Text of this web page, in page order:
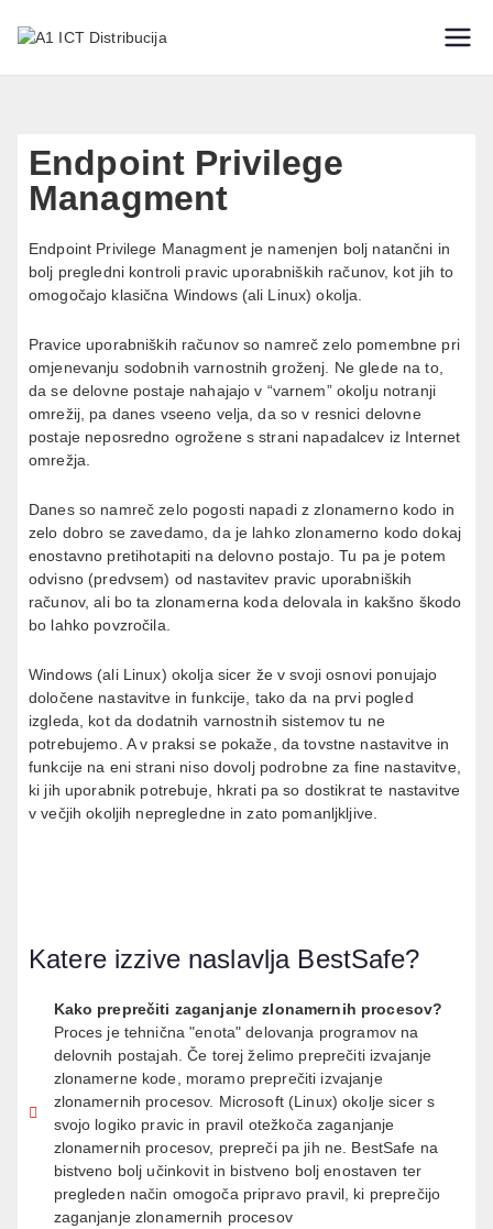
A1 ICT
Endpoint Privilege
Managment
Endpoint Privilege Managment je namenjen bolj natančni in
bolj pregledni kontroli pravic uporabniških računov, kot jih to
omogočajo klasična Windows (ali Linux) okolja.
Pravice uporabniških računov so namreč zelo pomembne pri
omjenevanju sodobnih varnostnih groženj. Ne glede na to,
da se delovne postaje nahajajo v “varnem” okolju notranji
omrežij, pa danes vseeno velja, da so v resnici delovne
postaje neposredno ogrožene s strani napadalcev iz Internet
omrežja.
Danes so namreč zelo pogosti napadi z zlonamerno kodo in
zelo dobro se zavedamo, da je lahko zlonamerno kodo dokaj
enostavno pretihotapiti na delovno postajo. Tu pa je potem
odvisno (predvsem) od nastavitev pravic uporabniških
računov, ali bo ta zlonamerna koda delovala in kakšno škodo
bo lahko povzročila.
Windows (ali Linux) okolja sicer že v svoji osnovi ponujajo
določene nastavitve in funkcije, tako da na prvi pogled
izgleda, kot da dodatnih varnostnih sistemov tu ne
potrebujemo. A v praksi se pokaže, da tovstne nastavitve in
funkcije na eni strani niso dovolj podrobne za fine nastavitve,
ki jih uporabnik potrebuje, hkrati pa so dostikrat te nastavitve
v večjih okoljih nepregledne in zato pomanljkljive.
Katere izzive naslavlja BestSafe?
Kako preprečiti zaganjanje zlonamernih procesov?
Proces je tehnična "enota" delovanja programov na
delovnih postajah. Če torej želimo preprečiti izvajanje
zlonamerne kode, moramo preprečiti izvajanje
zlonamernih procesov. Microsoft (Linux) okolje sicer s
svojo logiko pravic in pravil otežkoča zaganjanje
zlonamernih procesov, prepreči pa jih ne. BestSafe na
bistveno bolj učinkovit in bistveno bolj enostaven ter
pregleden način omogoča pripravo pravil, ki preprečijo
zaganjanje zlonamernih procesov